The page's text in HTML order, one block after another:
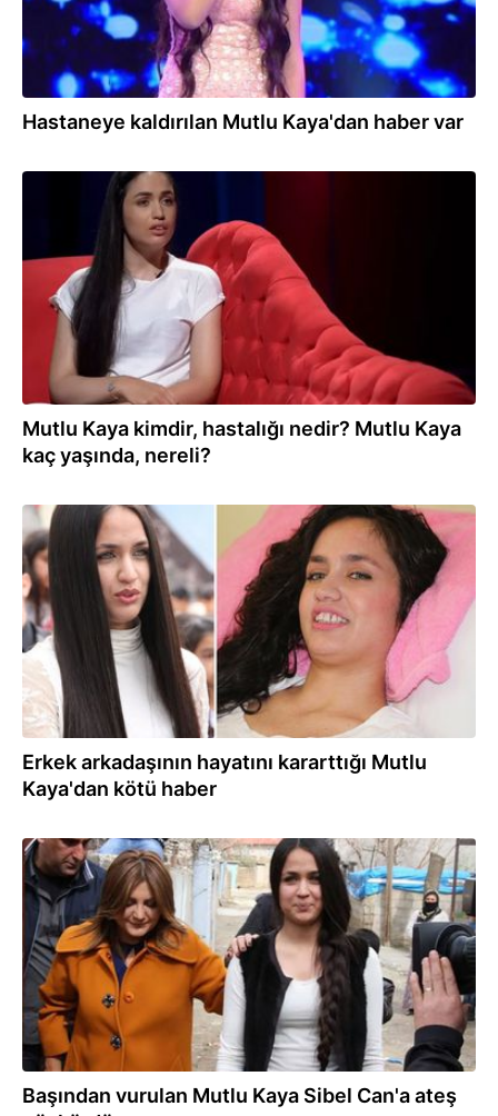
Hastaneye kaldırılan Mutlu Kaya'dan haber var
06.03.2025
Mutlu Kaya kimdir, hastalığı nedir? Mutlu Kaya
kaç yaşında, nereli?
05.03.2025
Erkek arkadaşının hayatını kararttığı Mutlu
Kaya'dan kötü haber
11.11.2024
Başından vurulan Mutlu Kaya Sibel Can'a ateş